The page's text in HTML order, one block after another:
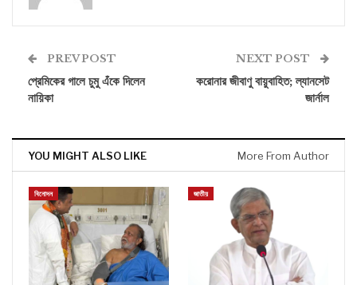
PREV POST
প্রেমিকের গালে চুমু এঁকে দিলেন
নায়িকা
NEXT POST
করোনার জীবাণু বায়ুবাহিত; ল্যানসেট
জার্নাল
YOU MIGHT ALSO LIKE More From Author
বিনোদন জাতীয়